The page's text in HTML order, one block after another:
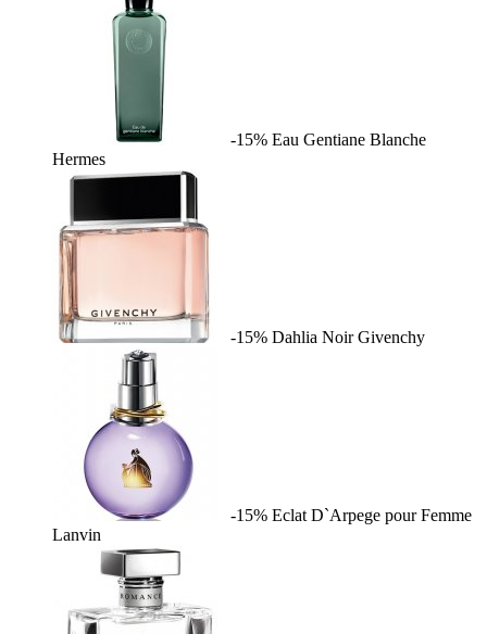
-15% Eau Gentiane Blanche
Hermes
-15% Dahlia Noir Givenchy
-15% Eclat D`Arpege pour Femme
Lanvin